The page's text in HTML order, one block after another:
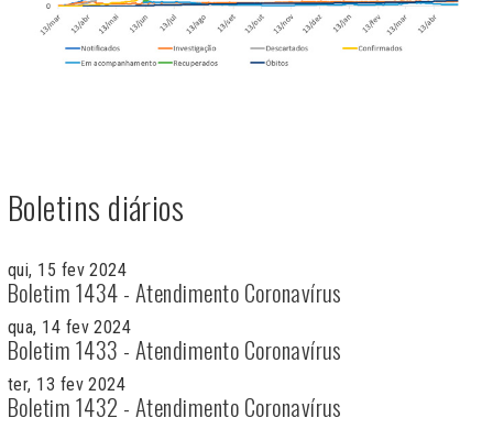
Boletins diários
qui, 15 fev 2024
Boletim 1434 - Atendimento Coronavírus
qua, 14 fev 2024
Boletim 1433 - Atendimento Coronavírus
ter, 13 fev 2024
Boletim 1432 - Atendimento Coronavírus